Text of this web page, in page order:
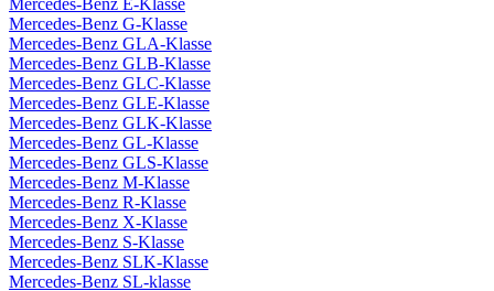
Mercedes-Benz E-Klasse
Mercedes-Benz G-Klasse
Mercedes-Benz GLA-Klasse
Mercedes-Benz GLB-Klasse
Mercedes-Benz GLC-Klasse
Mercedes-Benz GLE-Klasse
Mercedes-Benz GLK-Klasse
Mercedes-Benz GL-Klasse
Mercedes-Benz GLS-Klasse
Mercedes-Benz M-Klasse
Mercedes-Benz R-Klasse
Mercedes-Benz X-Klasse
Mercedes-Benz S-Klasse
Mercedes-Benz SLK-Klasse
Mercedes-Benz SL-klasse